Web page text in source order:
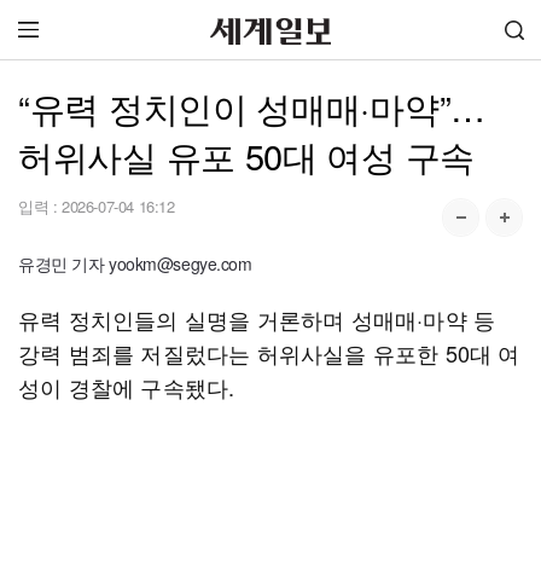
“유력 정치인이 성매매·마약”…
허위사실 유포 50대 여성 구속
입력 : 2026-07-04 16:12
유경민 기자 yookm@segye.com
유력 정치인들의 실명을 거론하며 성매매·마약 등
강력 범죄를 저질렀다는 허위사실을 유포한 50대 여
성이 경찰에 구속됐다.